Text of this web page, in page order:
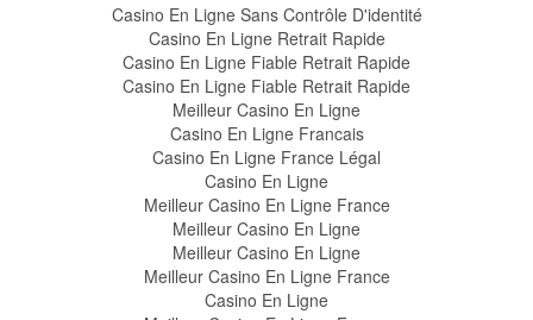
Casino En Ligne Sans Contrôle D'identité
Casino En Ligne Retrait Rapide
Casino En Ligne Fiable Retrait Rapide
Casino En Ligne Fiable Retrait Rapide
Meilleur Casino En Ligne
Casino En Ligne Francais
Casino En Ligne France Légal
Casino En Ligne
Meilleur Casino En Ligne France
Meilleur Casino En Ligne
Meilleur Casino En Ligne
Meilleur Casino En Ligne France
Casino En Ligne